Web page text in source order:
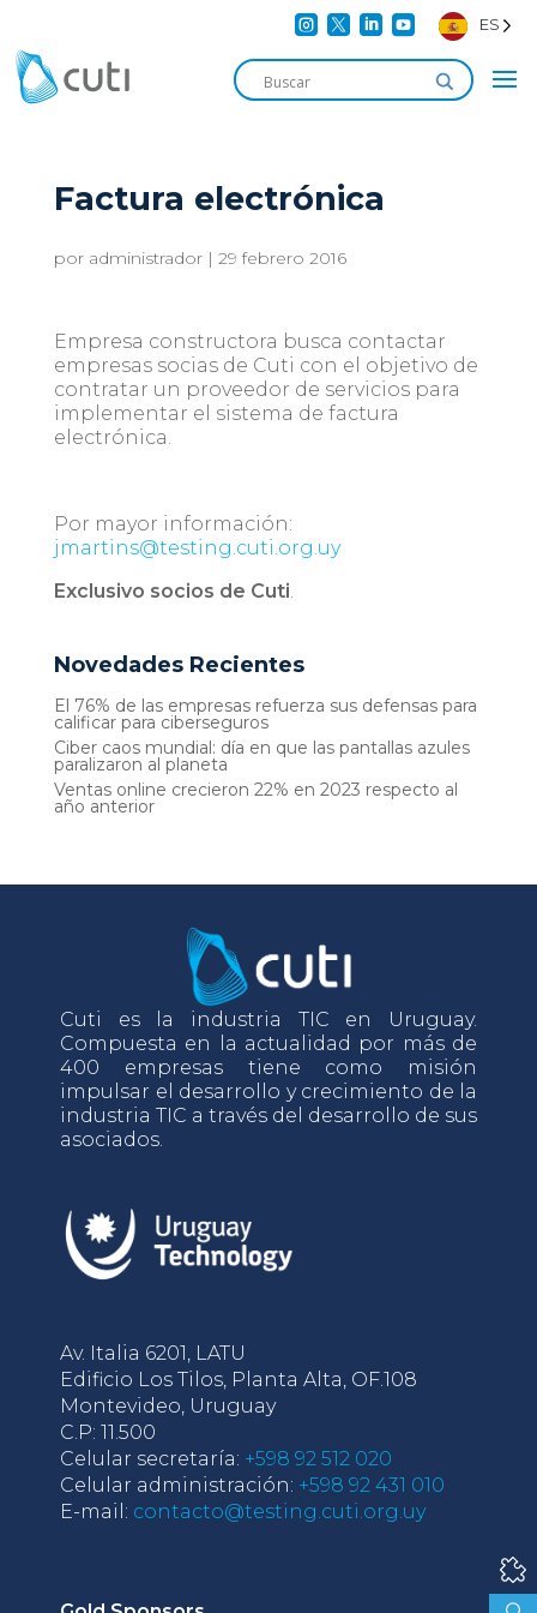
    ES
Factura electrónica
por administrador| 29 febrero 2016
Empresa constructora busca contactar
empresas socias de Cuti con el objetivo de
contratar un proveedor de servicios para
implementar el sistema de factura
electrónica.
Por mayor información:
jmartins@testing.cuti.org.uy
Exclusivo socios de Cuti.
Novedades Recientes
El 76% de las empresas refuerza sus defensas para
calificar para ciberseguros
Ciber caos mundial: día en que las pantallas azules
paralizaron al planeta
Ventas online crecieron 22% en 2023 respecto al
año anterior
Cuti es la industria TIC en Uruguay.
Compuesta en la actualidad por más de
400 empresas tiene como misión
impulsar el desarrollo y crecimiento de la
industria TIC a través del desarrollo de sus
asociados.
Av. Italia 6201, LATU
Edificio Los Tilos, Planta Alta, OF.108
Montevideo, Uruguay
C.P: 11.500
Celular secretaría: +598 92 512 020
Celular administración: +598 92 431 010
E-mail: contacto@testing.cuti.org.uy